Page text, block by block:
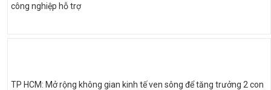
công nghiệp hỗ trợ
TP HCM: Mở rộng không gian kinh tế ven sông để tăng trưởng 2 con